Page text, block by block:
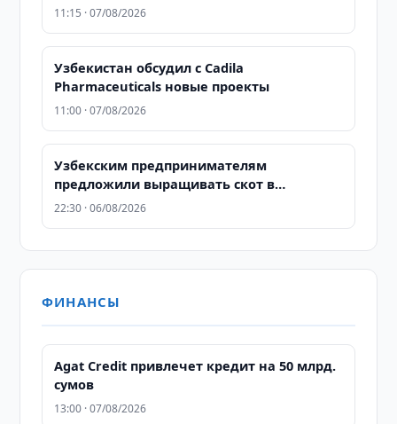
11:15 · 07/08/2026
Узбекистан обсудил с Cadila
Pharmaceuticals новые проекты
11:00 · 07/08/2026
Узбекским предпринимателям
предложили выращивать скот в
Казахстане для последующего экспорта в
22:30 · 06/08/2026
ФИНАНСЫ
Agat Credit привлечет кредит на 50 млрд.
сумов
13:00 · 07/08/2026